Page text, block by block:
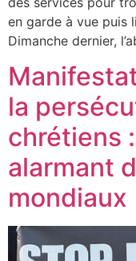
en garde à vue puis
Dimanche dernier,
la
chrétiens
alarmant
mondiaux